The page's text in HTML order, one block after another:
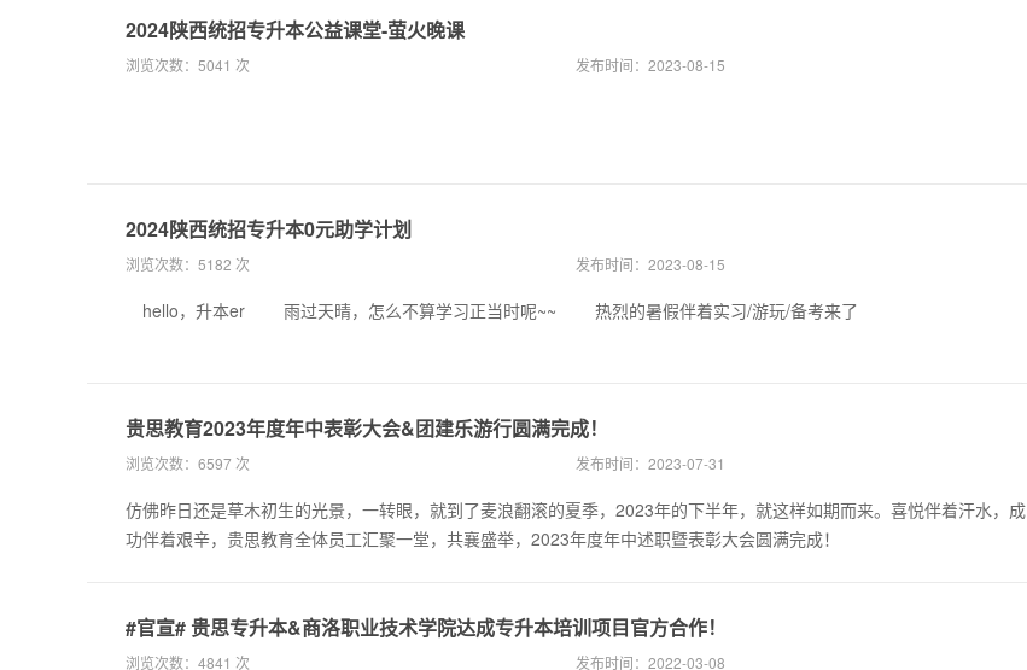
2024陕西统招专升本公益课堂-萤火晚课
浏览次数： 5041 次 发布时间： 2023-08-15
2024陕西统招专升本0元助学计划
浏览次数： 5182 次 发布时间： 2023-08-15
hello，升本er 雨过天晴，怎么不算学习正当时呢~~ 热烈的暑假伴着实习/游玩/备考来了
贵思教育2023年度年中表彰大会&团建乐游行圆满完成！
浏览次数： 6597 次 发布时间： 2023-07-31
仿佛昨日还是草木初生的光景，一转眼，就到了麦浪翻滚的夏季，2023年的下半年，就这样如期而来。喜悦伴着汗水，成
功伴着艰辛，贵思教育全体员工汇聚一堂，共襄盛举，2023年度年中述职暨表彰大会圆满完成！
#官宣# 贵思专升本&商洛职业技术学院达成专升本培训项目官方合作！
浏览次数： 4841 次 发布时间： 2022-03-08